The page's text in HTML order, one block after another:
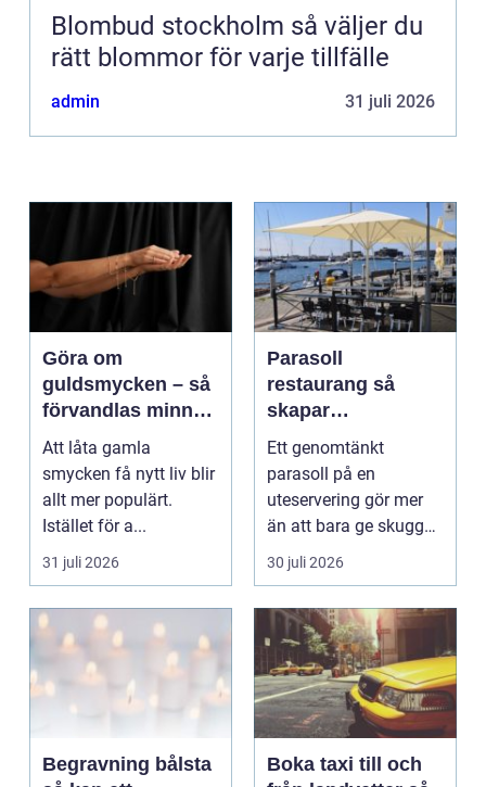
Blombud stockholm så väljer du
rätt blommor för varje tillfälle
admin 31 juli 2026
Göra om
guldsmycken – så
förvandlas minnen
till nya favoriter
Att låta gamla
smycken få nytt liv blir
allt mer populärt.
Istället för a...
31 juli 2026
Parasoll
restaurang så
skapar
uteserveringen rätt
känsla året runt
Ett genomtänkt
parasoll på en
uteservering gör mer
än att bara ge skugga.
Det påverkar hur länge
gäs...
30 juli 2026
Begravning bålsta
Boka taxi till och